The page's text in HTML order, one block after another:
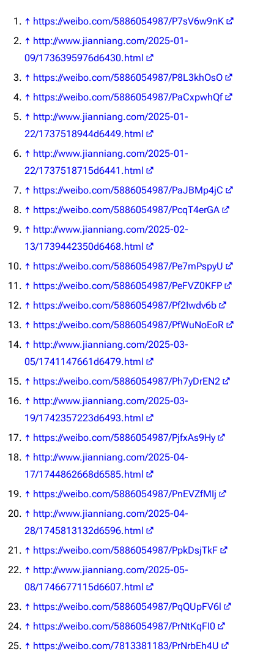
↑ https://weibo.com/5886054987/P7sV6w9nK
↑ http://www.jianniang.com/2025-01-
09/1736395976d6430.html
↑ https://weibo.com/5886054987/P8L3khOsO
↑ https://weibo.com/5886054987/PaCxpwhQf
↑ http://www.jianniang.com/2025-01-
22/1737518944d6449.html
↑ http://www.jianniang.com/2025-01-
22/1737518715d6441.html
↑ https://weibo.com/5886054987/PaJBMp4jC
↑ https://weibo.com/5886054987/PcqT4erGA
↑ http://www.jianniang.com/2025-02-
13/1739442350d6468.html
↑ https://weibo.com/5886054987/Pe7mPspyU
↑ https://weibo.com/5886054987/PeFVZ0KFP
↑ https://weibo.com/5886054987/Pf2Iwdv6b
↑ https://weibo.com/5886054987/PfWuNoEoR
↑ http://www.jianniang.com/2025-03-
05/1741147661d6479.html
↑ https://weibo.com/5886054987/Ph7yDrEN2
↑ http://www.jianniang.com/2025-03-
19/1742357223d6493.html
↑ https://weibo.com/5886054987/PjfxAs9Hy
↑ http://www.jianniang.com/2025-04-
17/1744862668d6585.html
↑ https://weibo.com/5886054987/PnEVZfMIj
↑ http://www.jianniang.com/2025-04-
28/1745813132d6596.html
↑ https://weibo.com/5886054987/PpkDsjTkF
↑ http://www.jianniang.com/2025-05-
08/1746677115d6607.html
↑ https://weibo.com/5886054987/PqQUpFV6l
↑ https://weibo.com/5886054987/PrNtKqFI0
↑ https://weibo.com/7813381183/PrNrbEh4U